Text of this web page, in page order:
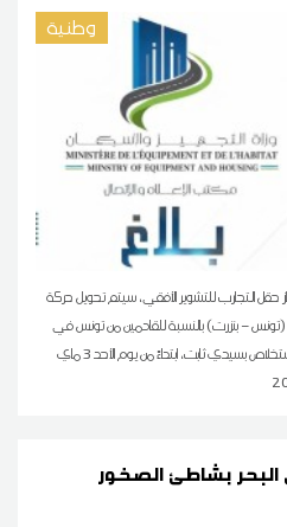
وطنية
حقل التجارب للتشوير الأفقي، سيتم تحويل حركة
المرور على مستوى الطريق السيارة عدد 4 (تونس – بنزرت) بالنسبة للقادمين من تونس في
اتجاه بنزرت، وذلك على مستوى محطة الاستخلاص بسيدي ثابت، ابتداءً من يوم الأحد 3 ماي
بشاطئ الصخور